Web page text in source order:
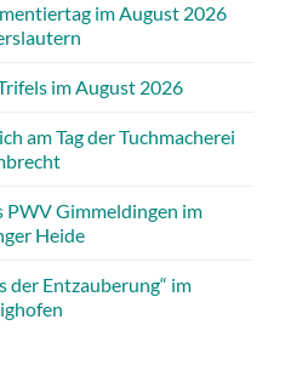
im August 2026
im August 2026
am Tag der Tuchmacherei
Gimmeldingen im
Heide
der Entzauberung“ im